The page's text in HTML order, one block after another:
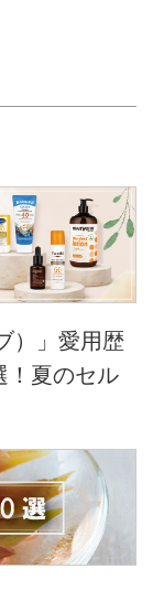
）」愛用歴
！夏のセル